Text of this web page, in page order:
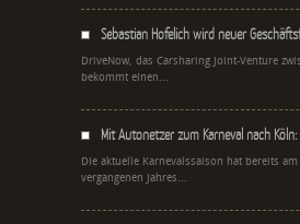
Sebastian Hofelich wird neuer
DriveNow, das Carsharing Joint-Venture
bekommt einen...
Mit Autonetzer zum Karneval nach
Die aktuelle Karnevalssaison hat bereits
vergangenen Jahres...